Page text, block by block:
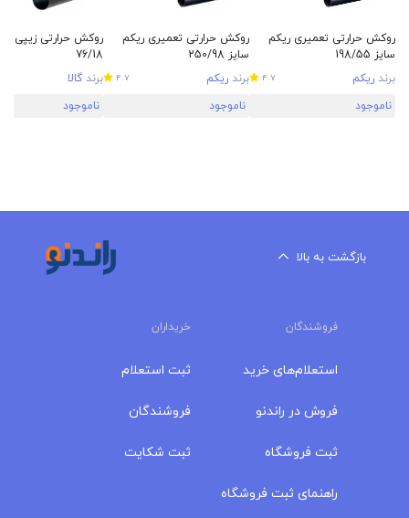
روکش حرارتی تعمیری ریکم
سایز 198/55
برند ریکم 4.7
ناموجود
روکش حرارتی تعمیری ریکم
سایز 250/98
برند ریکم 4.7
ناموجود
روکش حرارتی زیپی
76/18
برندگالا
ناموجود
بازگشت به بالا
فروشندگان خریداران
استعلام‌های خرید
فروش در راندنو
ثبت فروشگاه
راهنمای ثبت فروشگاه
ثبت استعلام
فروشندگان
ثبت شکایت